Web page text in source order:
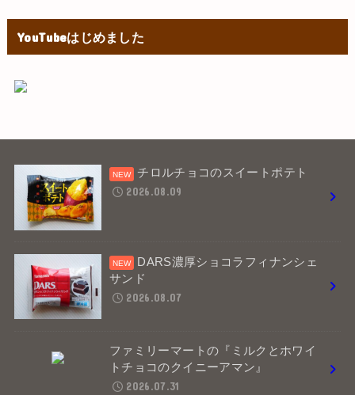
YouTubeはじめました
チロルチョコのスイートポテト
2026.08.09
DARS濃厚ショコラフィナンシェ
サンド
2026.08.07
ファミリーマートの『ミルクとホワイ
トチョコのクイニーアマン』
2026.07.31